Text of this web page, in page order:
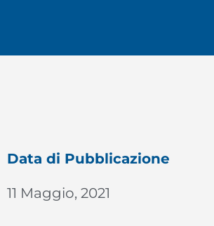
Data di Pubblicazione
11 Maggio, 2021